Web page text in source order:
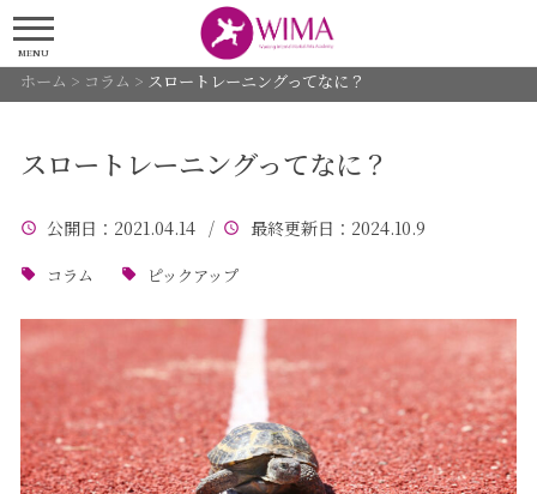
MENU
ホーム > コラム > スロートレーニングってなに？
スロートレーニングってなに？
公開日 ：2021.04.14 / 最終更新日 ：2024.10.9
コラム ピックアップ